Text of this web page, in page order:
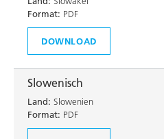
Format: PDF
DOWNLOAD
Slowenisch
Land: Slowenien
Format: PDF